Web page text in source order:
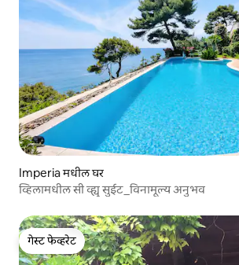
Imperia मधील घर
व्हिलामधील सी व्ह्यू सुईट_विनामूल्य अनुभव
गेस्ट फेव्हरेट
गेस्ट फेव्हरेट